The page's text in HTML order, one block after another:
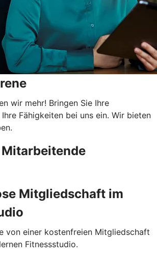
wir mehr! Bringen Sie Ihre
Fähigkeiten bei uns ein. Wir bieten
Mitgliedschaft im
von einer kostenfreien Mitgliedschaft
Fitnessstudio.